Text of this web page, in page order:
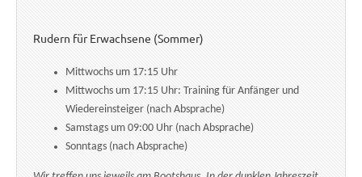
Rudern für Erwachsene (Sommer)
Mittwochs um 17:15 Uhr
Mittwochs um 17:15 Uhr: Training für Anfänger und
Wiedereinsteiger (nach Absprache)
Samstags um 09:00 Uhr (nach Absprache)
Sonntags (nach Absprache)